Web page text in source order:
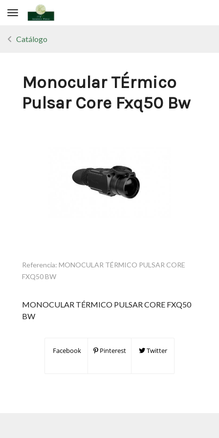
Toggle navigation
Catálogo
Monocular TÉrmico
Pulsar Core Fxq50 Bw
Referencia: MONOCULAR TÉRMICO PULSAR CORE
FXQ50 BW
MONOCULAR TÉRMICO PULSAR CORE FXQ50
BW
Facebook Pinterest Twitter